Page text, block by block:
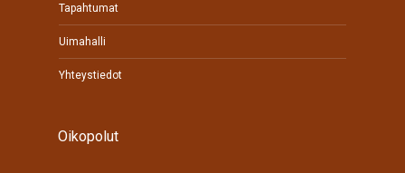
Tapahtumat
Uimahalli
Yhteystiedot
Oikopolut